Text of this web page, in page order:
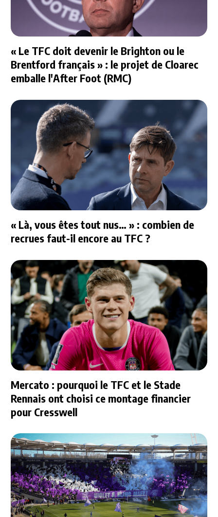
« Le TFC doit devenir le Brighton ou le
Brentford français » : le projet de Cloarec
emballe l'After Foot (RMC)
« Là, vous êtes tout nus… » : combien de
recrues faut-il encore au TFC ?
Mercato : pourquoi le TFC et le Stade
Rennais ont choisi ce montage financier
pour Cresswell